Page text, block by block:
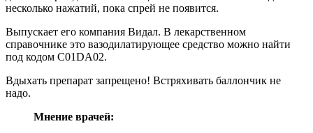
несколько нажатий, пока спрей не появится.
Выпускает его компания Видал. В лекарственном
справочнике это вазодилатирующее средство можно найти
под кодом C01DA02.
Вдыхать препарат запрещено! Встряхивать баллончик не
надо.
Мнение врачей: